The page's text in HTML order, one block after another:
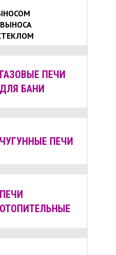
ВЫНОСА
ГАЗОВЫЕ ПЕЧИ
ДЛЯ БАНИ
ЧУГУННЫЕ ПЕЧИ
ПЕЧИ
ОТОПИТЕЛЬНЫЕ